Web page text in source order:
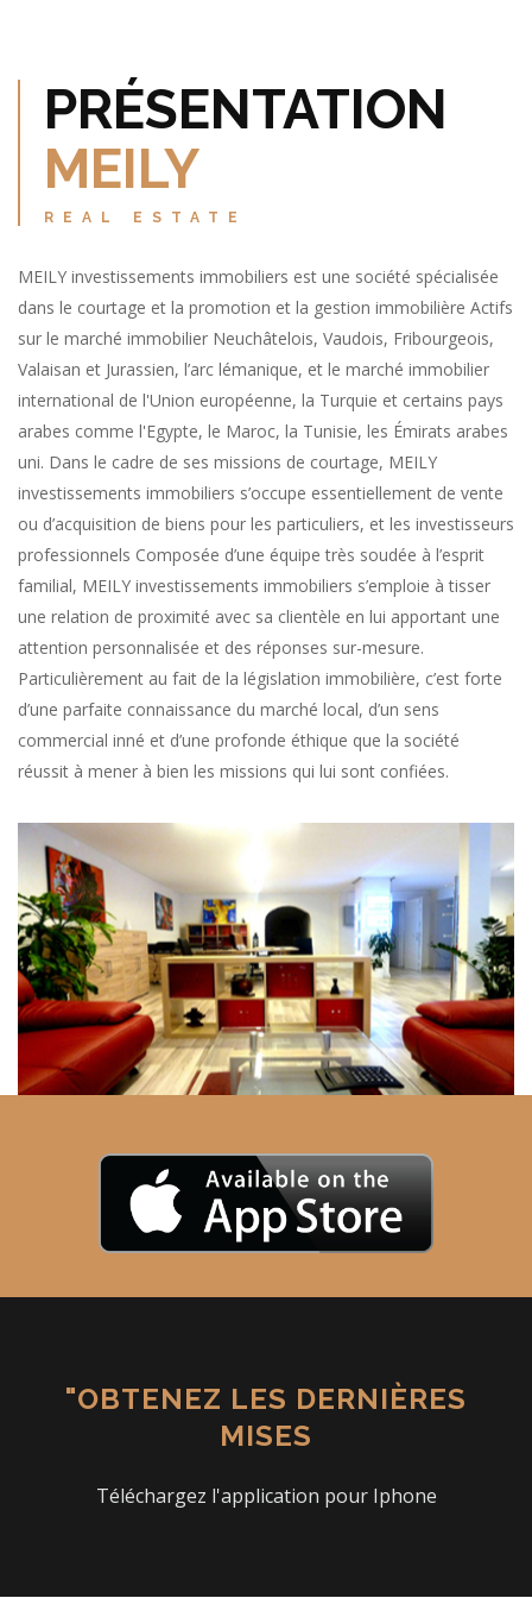
PRÉSENTATION
MEILY
REAL ESTATE
MEILY investissements immobiliers est une société spécialisée
dans le courtage et la promotion et la gestion immobilière Actifs
sur le marché immobilier Neuchâtelois, Vaudois, Fribourgeois,
Valaisan et Jurassien, l’arc lémanique, et le marché immobilier
international de l'Union européenne, la Turquie et certains pays
arabes comme l'Egypte, le Maroc, la Tunisie, les Émirats arabes
uni. Dans le cadre de ses missions de courtage, MEILY
investissements immobiliers s’occupe essentiellement de vente
ou d’acquisition de biens pour les particuliers, et les investisseurs
professionnels Composée d’une équipe très soudée à l’esprit
familial, MEILY investissements immobiliers s’emploie à tisser
une relation de proximité avec sa clientèle en lui apportant une
attention personnalisée et des réponses sur-mesure.
Particulièrement au fait de la législation immobilière, c’est forte
d’une parfaite connaissance du marché local, d’un sens
commercial inné et d’une profonde éthique que la société
réussit à mener à bien les missions qui lui sont confiées.
"OBTENEZ LES DERNIÈRES
MISES
Téléchargez l'application pour Iphone